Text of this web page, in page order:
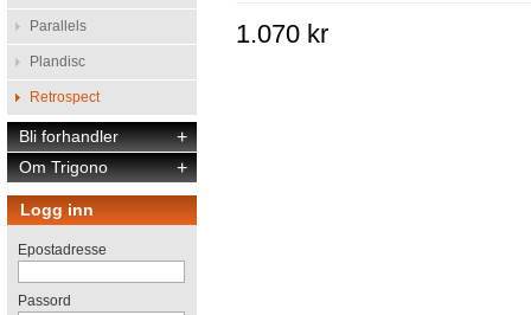
Parallels
Plandisc
Retrospect
+
Bli forhandler
+
Om Trigono
Logg inn
Epostadresse
Passord
1.070 kr